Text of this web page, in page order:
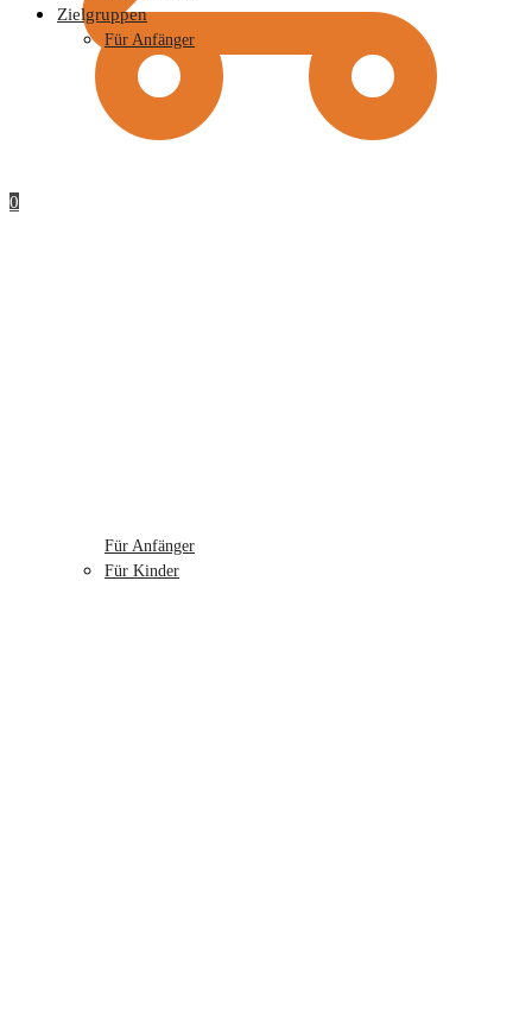
0
Zielgruppen
Für Anfänger
Für Anfänger
Für Kinder